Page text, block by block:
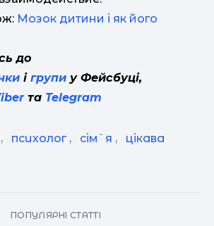
Мозок дитини і як його
до
і групи у Фейсбуці,
та Telegram
, психолог , сім`я ,
цікава
ПОПУЛЯРНІ СТАТТІ